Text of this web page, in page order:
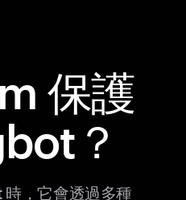
保護
？
，它會透過多種